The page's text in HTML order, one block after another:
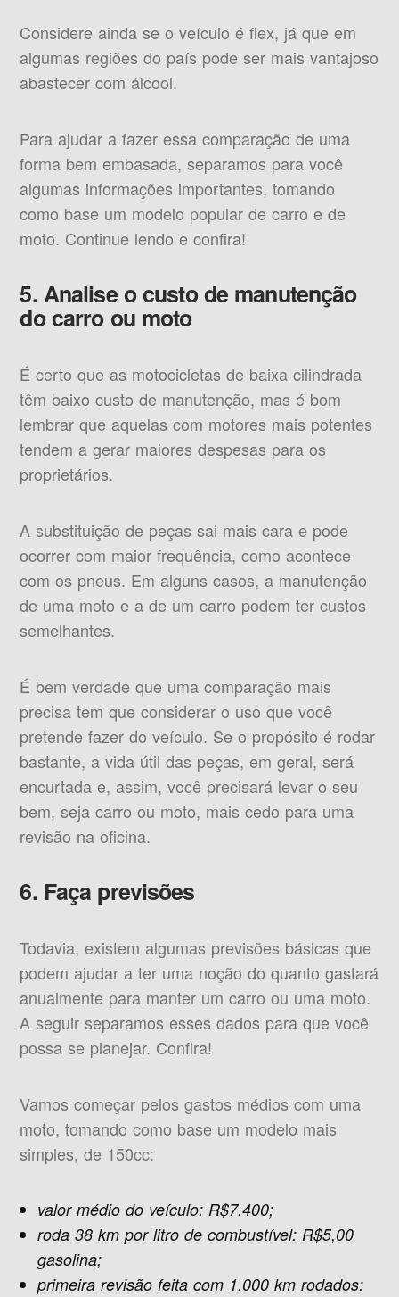
Considere ainda se o veículo é flex, já que em
algumas regiões do país pode ser mais vantajoso
abastecer com álcool.
Para ajudar a fazer essa comparação de uma
forma bem embasada, separamos para você
algumas informações importantes, tomando
como base um modelo popular de carro e de
moto. Continue lendo e confira!
5. Analise o custo de manutenção
do carro ou moto
É certo que as motocicletas de baixa cilindrada
têm baixo custo de manutenção, mas é bom
lembrar que aquelas com motores mais potentes
tendem a gerar maiores despesas para os
proprietários.
A substituição de peças sai mais cara e pode
ocorrer com maior frequência, como acontece
com os pneus. Em alguns casos, a manutenção
de uma moto e a de um carro podem ter custos
semelhantes.
É bem verdade que uma comparação mais
precisa tem que considerar o uso que você
pretende fazer do veículo. Se o propósito é rodar
bastante, a vida útil das peças, em geral, será
encurtada e, assim, você precisará levar o seu
bem, seja carro ou moto, mais cedo para uma
revisão na oficina.
6. Faça previsões
Todavia, existem algumas previsões básicas que
podem ajudar a ter uma noção do quanto gastará
anualmente para manter um carro ou uma moto.
A seguir separamos esses dados para que você
possa se planejar. Confira!
Vamos começar pelos gastos médios com uma
moto, tomando como base um modelo mais
simples, de 150cc:
valor médio do veículo: R$7.400;
roda 38 km por litro de combustível: R$5,00
gasolina;
primeira revisão feita com 1.000 km rodados: